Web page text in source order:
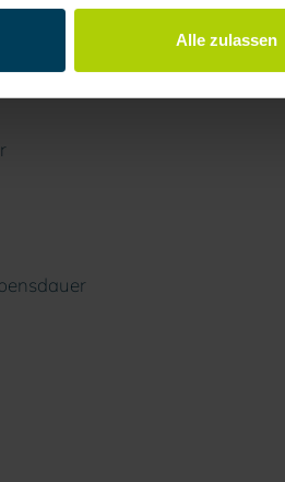
Alle zulassen